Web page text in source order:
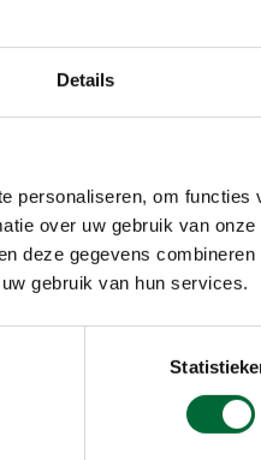
Details
personaliseren, om functies
over uw gebruik van
deze gegevens
gebruik van hun services.
bijvoorbeeld
in de buurt zijn.
en vaatziekten
gezondheid.
van alles gebruiken